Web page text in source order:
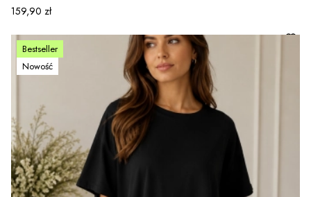
Cena
159,90 zł
Bestseller
Nowość